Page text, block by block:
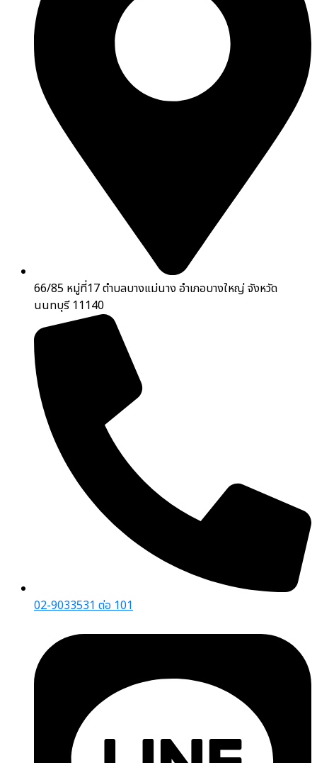
66/85 หมู่ที่17 ตำบลบางแม่นาง อำเภอบางใหญ่ จังหวัด
นนทบุรี 11140
02-9033531 ต่อ 101